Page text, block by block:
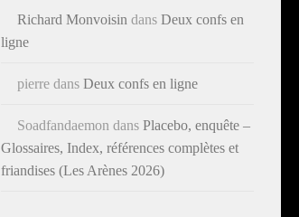
Richard Monvoisin dans Deux confs en
ligne
pierre dans Deux confs en ligne
Soadfandaemon dans Placebo, enquête –
Glossaires, Index, références complètes et
friandises (Les Arènes 2026)